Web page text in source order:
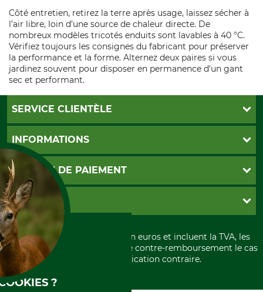
Côté entretien, retirez la terre après usage, laissez sécher à
l’air libre, loin d’une source de chaleur directe. De
nombreux modèles tricotés enduits sont lavables à 40 °C.
Vérifiez toujours les consignes du fabricant pour préserver
la performance et la forme. Alternez deux paires si vous
jardinez souvent pour disposer en permanence d’un gant
sec et performant.
SERVICE CLIENTÈLE
Foire aux questions
Abonnement à la newsletter
Contact
Garantie / Devis
Paramètres des cookies
INFORMATIONS
CGV
Livraison
Conditions d'annulation
Formulaire de rétraction
Politique de confidentialité
Élimination et environnement
Rétractation de votre commande
MOYENS DE PAIEMENT
PayPal
Carte de crédit
Paiement á l'avance
GRUBE KG
Histoire
International
Portrait
Qui sommes-nous
Tous les prix sont exprimés en euros et incluent la TVA, les
frais d'expédition et les frais de contre-remboursement le cas
échéant, sauf indication contraire.
?